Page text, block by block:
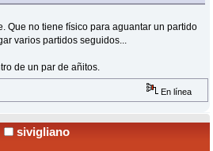
Que no tiene físico para aguantar un partido
varios partidos seguidos...
de un par de añitos.
En línea
sivigliano